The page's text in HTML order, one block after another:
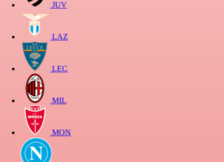
JUV
LAZ
LEC
MIL
MON